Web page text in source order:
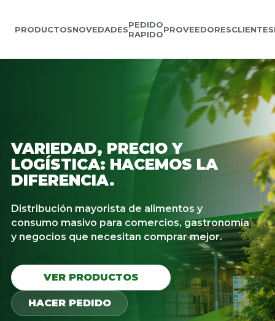
PRODUCTOSNOVEDADESPEDIDO
RAPIDOPROVEEDORESCLIENTES
VARIEDAD, PRECIO Y
LOGÍSTICA: HACEMOS LA
DIFERENCIA.
Distribución mayorista de alimentos y
consumo masivo para comercios, gastronomía
y negocios que necesitan comprar mejor.
VER PRODUCTOS
HACER PEDIDO